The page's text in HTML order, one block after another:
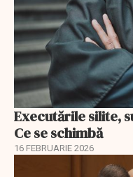
Executările silite,
Ce se schimbă
16 FEBRUARIE 2026